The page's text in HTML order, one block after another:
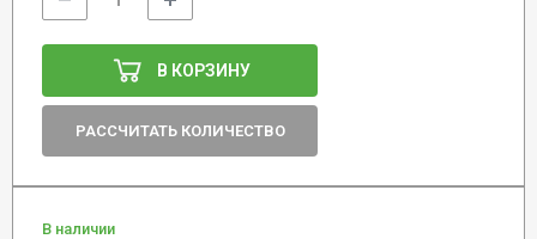
В КОРЗИНУ
РАССЧИТАТЬ КОЛИЧЕСТВО
В наличии